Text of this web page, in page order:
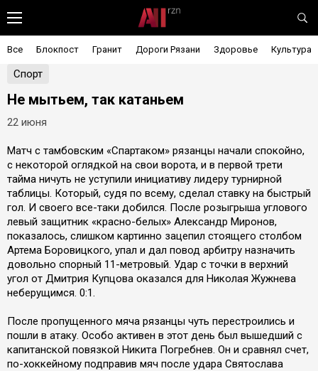
Все Блокпост Гранит Дороги Рязани Здоровье Культура
Спорт
Не мытьем, так катаньем
22 июня
️Матч с тамбовским «Спартаком» рязанцы начали спокойно,
с некоторой оглядкой на свои ворота, и в первой трети
тайма ничуть не уступили инициативу лидеру турнирной
таблицы. Который, судя по всему, сделал ставку на быстрый
гол. И своего все-таки добился. После розыгрыша углового
левый защитник «красно-белых» Александр Миронов,
показалось, слишком картинно зацепил стоящего столбом
Артема Боровицкого, упал и дал повод арбитру назначить
довольно спорный 11-метровый. Удар с точки в верхний
угол от Дмитрия Купцова оказался для Николая Жужнева
неберущимся. 0:1.
После пропущенного мяча рязанцы чуть перестроились и
пошли в атаку. Особо активен в этот день был вышедший с
капитанской повязкой Никита Погребнев. Он и сравнял счет,
по-хоккейному подправив мяч после удара Святослава